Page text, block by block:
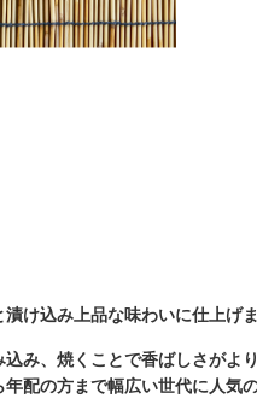
け込み上品な味わいに仕上げま
み、焼くことで香ばしさがよ
配の方まで幅広い世代に人気